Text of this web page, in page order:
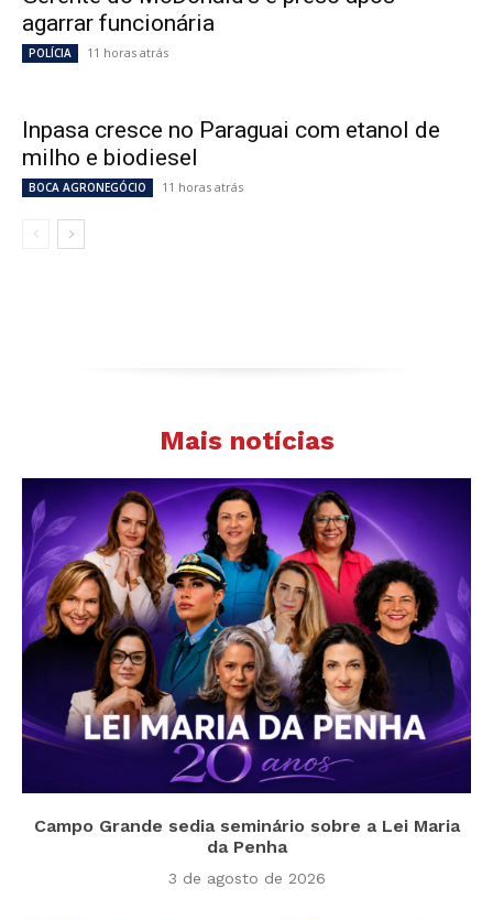
agarrar funcionária
POLÍCIA 11 horas atrás
Inpasa cresce no Paraguai com etanol de
milho e biodiesel
BOCA AGRONEGÓCIO 11 horas atrás
Mais notícias
Campo Grande sedia seminário sobre a Lei Maria
da Penha
3 de agosto de 2026